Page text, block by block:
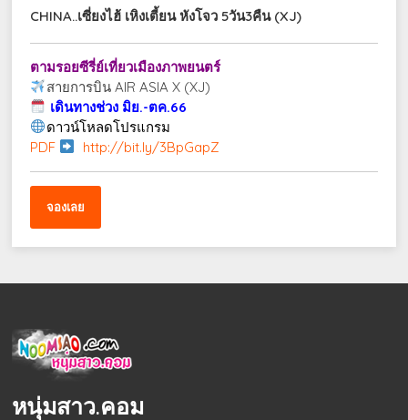
CHINA..เซี่ยงไฮ้ เหิงเตี้ยน หังโจว 5วัน3คืน (XJ)
ตามรอยซีรี่ย์เที่ยวเมืองภาพยนตร์
สายการบิน AIR ASIA X (XJ)
เดินทางช่วง มิย.-ตค.66
ดาวน์โหลดโปรแกรม
PDF
http://bit.ly/3BpGapZ
จองเลย
หนุ่มสาว.คอม